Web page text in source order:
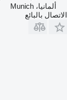
ألمانيا، Munich
الاتصال بالبائع